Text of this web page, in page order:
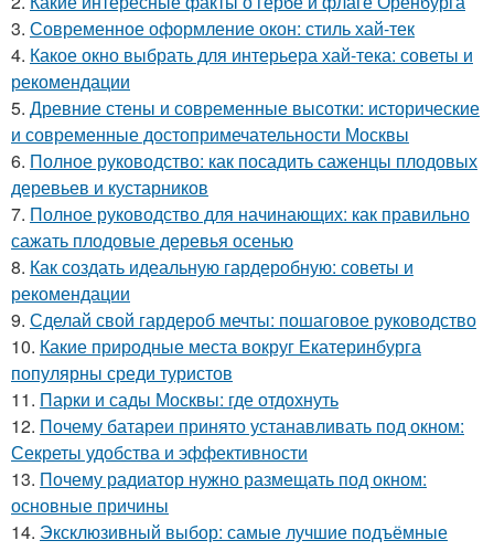
3. Современное оформление окон: стиль хай-тек
4. Какое окно выбрать для интерьера хай-тека: советы и
рекомендации
5. Древние стены и современные высотки: исторические
и современные достопримечательности Москвы
6. Полное руководство: как посадить саженцы плодовых
деревьев и кустарников
7. Полное руководство для начинающих: как правильно
сажать плодовые деревья осенью
8. Как создать идеальную гардеробную: советы и
рекомендации
9. Сделай свой гардероб мечты: пошаговое руководство
10. Какие природные места вокруг Екатеринбурга
популярны среди туристов
11. Парки и сады Москвы: где отдохнуть
12. Почему батареи принято устанавливать под окном:
Секреты удобства и эффективности
13. Почему радиатор нужно размещать под окном:
основные причины
14. Эксклюзивный выбор: самые лучшие подъёмные